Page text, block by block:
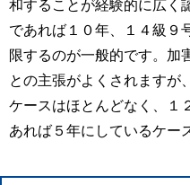
和することが経験的に広く
であれば１０年、１４級９
限するのが一般的です。加
との主張がよくされますが
ケースはほとんどなく、１
あれば５年にしているケー